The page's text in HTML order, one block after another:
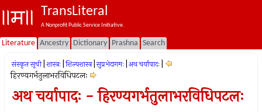
TransLiteral
A Nonprofit Public Service Initiative.
Literature Ancestry Dictionary Prashna Search
संस्कृत सूची शास्त्रः शिल्पशास्त्र सुप्रभेदागमः अथ चर्यापादः
हिरण्यगर्भतुलाभरविधिपटलः
अथ चर्यापादः - हिरण्यगर्भतुलाभरविधिपटलः